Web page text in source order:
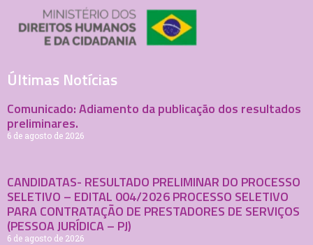
Últimas Notícias
Comunicado: Adiamento da publicação dos resultados
preliminares.
6 de agosto de 2026
CANDIDATAS- RESULTADO PRELIMINAR DO PROCESSO
SELETIVO – EDITAL 004/2026 PROCESSO SELETIVO
PARA CONTRATAÇÃO DE PRESTADORES DE SERVIÇOS
(PESSOA JURÍDICA – PJ)
6 de agosto de 2026